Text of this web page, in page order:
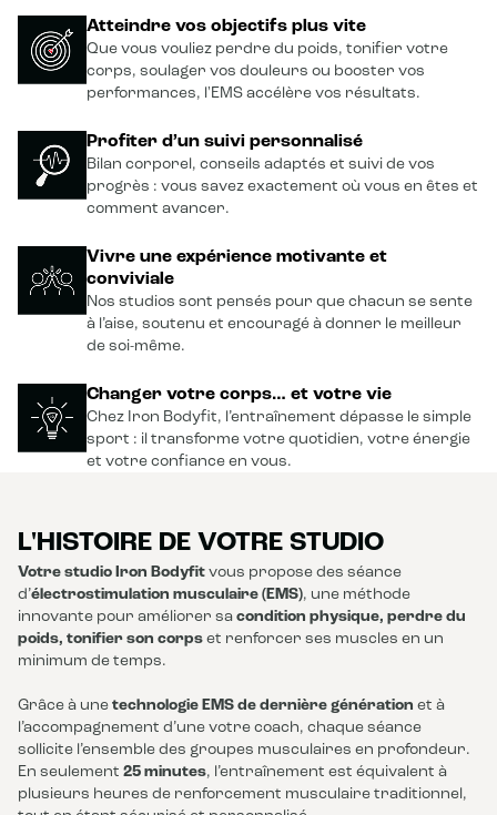
Atteindre vos objectifs plus vite
Que vous vouliez perdre du poids, tonifier votre
corps, soulager vos douleurs ou booster vos
performances, l'EMS accélère vos résultats.
Profiter d’un suivi personnalisé
Bilan corporel, conseils adaptés et suivi de vos
progrès : vous savez exactement où vous en êtes et
comment avancer.
Vivre une expérience motivante et
conviviale
Nos studios sont pensés pour que chacun se sente
à l’aise, soutenu et encouragé à donner le meilleur
de soi-même.
Changer votre corps… et votre vie
Chez Iron Bodyfit, l’entraînement dépasse le simple
sport : il transforme votre quotidien, votre énergie
et votre confiance en vous.
L'HISTOIRE DE VOTRE STUDIO
Votre studio Iron Bodyfit vous propose des séance
d’électrostimulation musculaire (EMS), une méthode
innovante pour améliorer sa condition physique, perdre du
poids, tonifier son corps et renforcer ses muscles en un
minimum de temps.
Grâce à une technologie EMS de dernière génération et à
l’accompagnement d’une votre coach, chaque séance
sollicite l’ensemble des groupes musculaires en profondeur.
En seulement 25 minutes, l’entraînement est équivalent à
plusieurs heures de renforcement musculaire traditionnel,